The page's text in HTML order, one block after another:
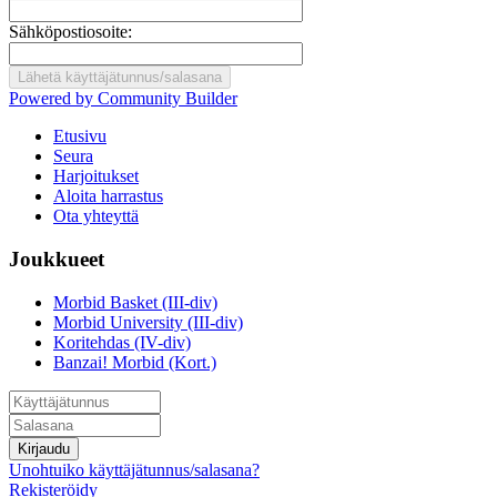
Sähköpostiosoite:
Powered by Community Builder
Etusivu
Seura
Harjoitukset
Aloita harrastus
Ota yhteyttä
Joukkueet
Morbid Basket (III-div)
Morbid University (III-div)
Koritehdas (IV-div)
Banzai! Morbid (Kort.)
Kirjaudu
Unohtuiko käyttäjätunnus/salasana?
Rekisteröidy